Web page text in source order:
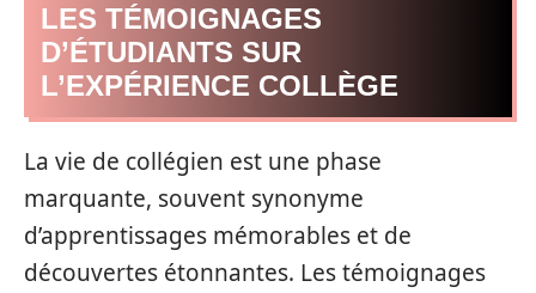
LES TÉMOIGNAGES
D’ÉTUDIANTS SUR
L’EXPÉRIENCE COLLÈGE
La vie de collégien est une phase
marquante, souvent synonyme
d’apprentissages mémorables et de
découvertes étonnantes. Les témoignages